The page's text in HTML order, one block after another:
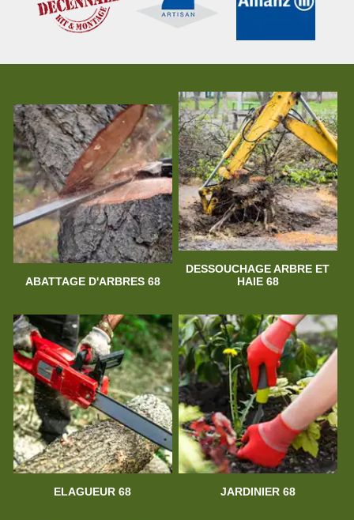
ABATTAGE D'ARBRES 68
DESSOUCHAGE ARBRE ET
HAIE 68
ELAGUEUR 68 JARDINIER 68